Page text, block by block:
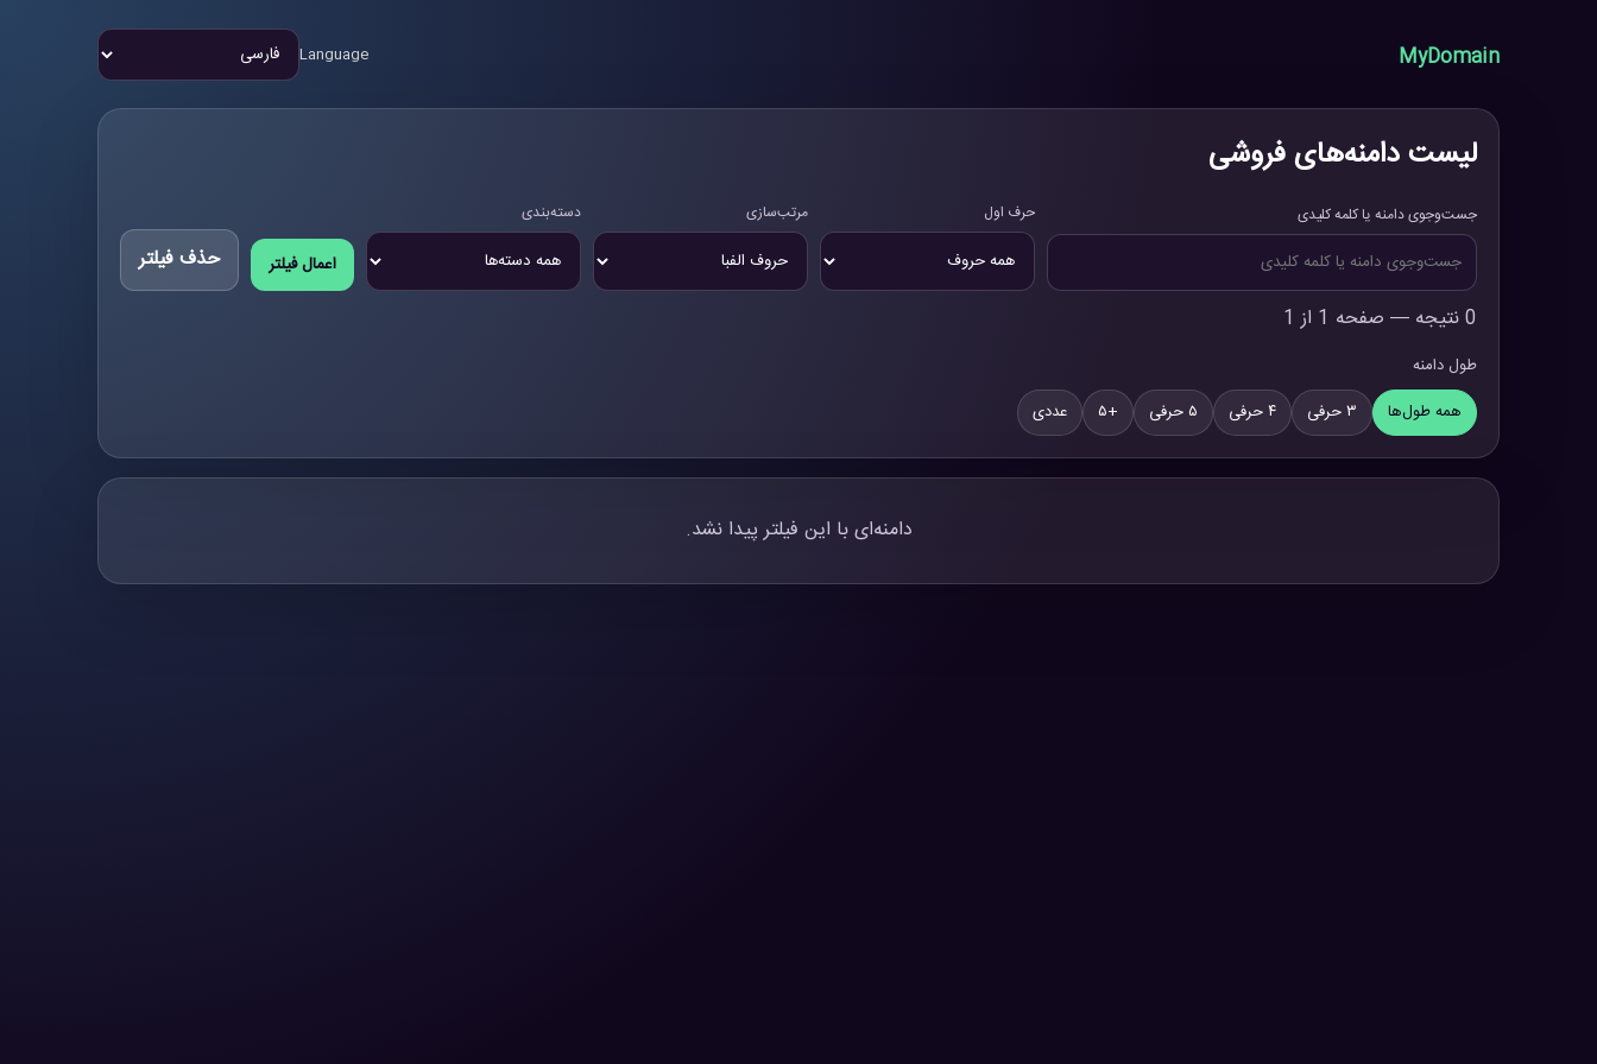
MyDomain
Language
لیست دامنه‌های فروشی
جست‌وجوی دامنه یا کلمه کلیدی حرف اول مرتب‌سازی دسته‌بندی
اعمال فیلتر
حذف فیلتر
0 نتیجه — صفحه 1 از 1
طول دامنه
همه طول‌ها
۳ حرفی ۴ حرفی ۵ حرفی +۵ عددی
دامنه‌ای با این فیلتر پیدا نشد.